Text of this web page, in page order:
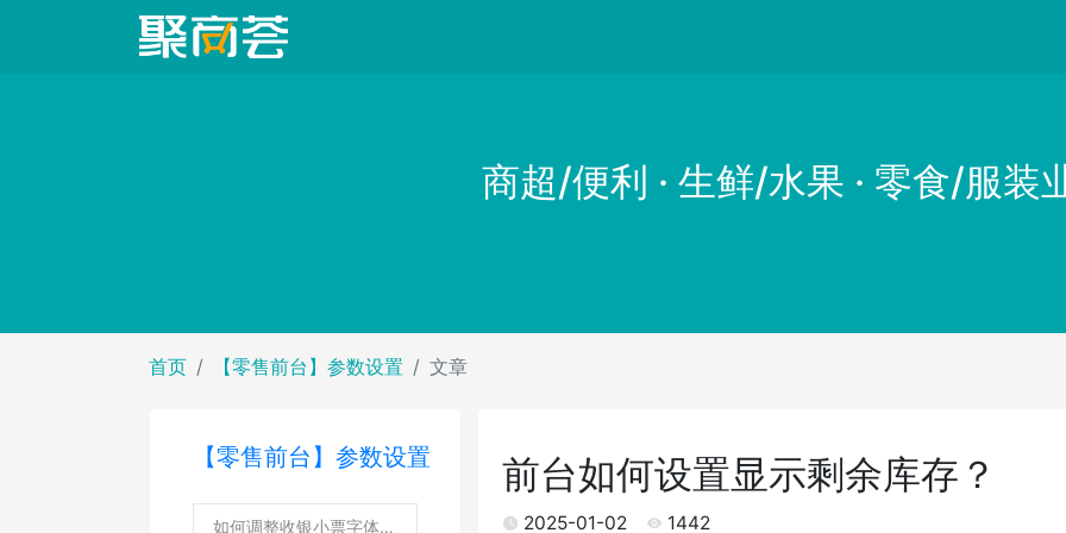
商超/便利 · 生鲜/水果 · 零食/服装
首页 【零售前台】参数设置 文章
【零售前台】参数设置
如何调整收银小票字体大小？
前台如何设置显示剩余库存？
2025-01-02 1442